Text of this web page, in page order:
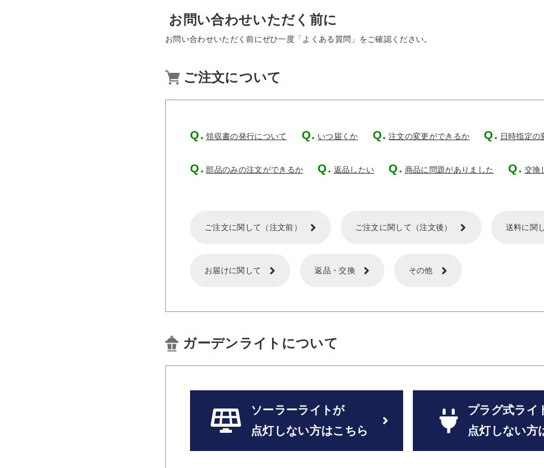
お問い合わせいただく前に
お問い合わせいただく前にぜひ一度「よくある質問」をご確認ください。
ご注文について
領収書の発行について いつ届くか 注文の変更ができるか 日時指定の
部品のみの注文ができるか 返品したい 商品に問題がありました 交換
ご注文に関して（注文前） ご注文に関して（注文後） 送料に関
お届けに関して 返品・交換 その他
ガーデンライトについて
ソーラーライトが
点灯しない方はこちら
プラグ式ライ
点灯しない方